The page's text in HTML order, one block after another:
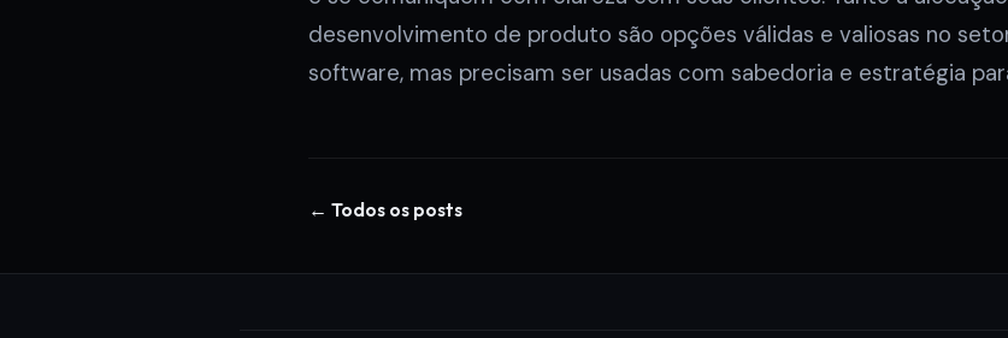
desenvolvimento de produto são opções válidas e valiosas no
software, mas precisam ser usadas com sabedoria e estratégia
← Todos os posts